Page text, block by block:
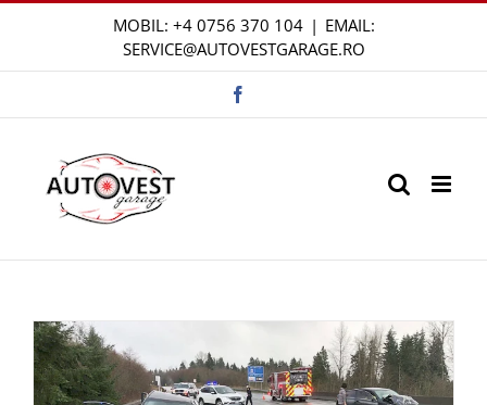
MOBIL: +4 0756 370 104 | EMAIL:
SERVICE@AUTOVESTGARAGE.RO